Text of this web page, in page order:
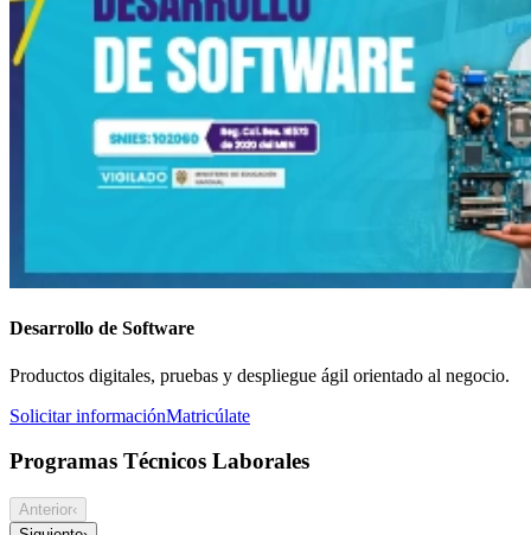
Desarrollo de Software
Productos digitales, pruebas y despliegue ágil orientado al negocio.
Solicitar informaciónMatricúlate
Programas Técnicos Laborales
Anterior‹